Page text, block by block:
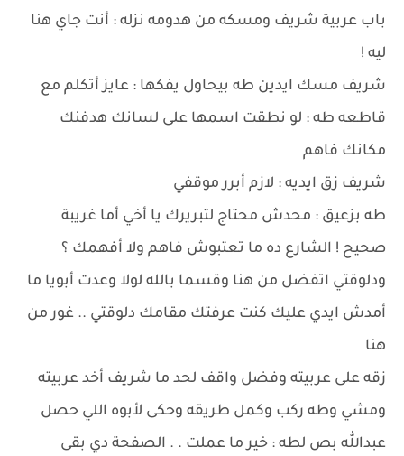
باب عربية شريف ومسكه من هدومه نزله : أنت جاي هنا
ليه !
شريف مسك ايدين طه بيحاول يفكها : عايز أتكلم مع
قاطعه طه : لو نطقت اسمها على لسانك هدفنك
مكانك فاهم
شريف زق ايديه : لازم أبرر موقفي
طه بزعيق : محدش محتاج لتبريرك يا أخي أما غريبة
صحيح ! الشارع ده ما تعتبوش فاهم ولا أفهمك ؟
ودلوقتي اتفضل من هنا وقسما بالله لولا وعدت أبويا ما
أمدش ايدي عليك كنت عرفتك مقامك دلوقتي .. غور من
هنا
زقه على عربيته وفضل واقف لحد ما شريف أخد عربيته
ومشي وطه ركب وكمل طريقه وحكى لأبوه اللي حصل
عبدالله بص لطه : خير ما عملت . . الصفحة دي بقى